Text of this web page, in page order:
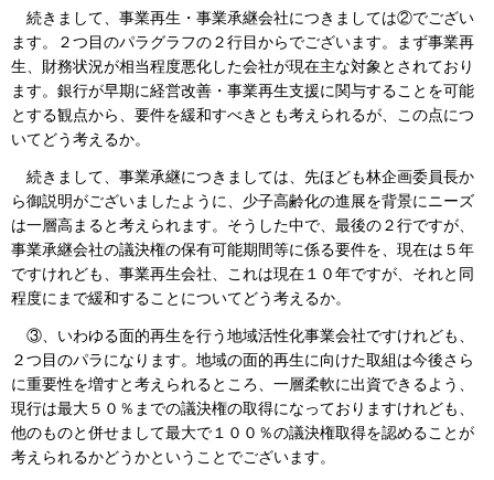
続きまして、事業再生・事業承継会社につきましては②でござい
ます。２つ目のパラグラフの２行目からでございます。まず事業再
生、財務状況が相当程度悪化した会社が現在主な対象とされており
ます。銀行が早期に経営改善・事業再生支援に関与することを可能
とする観点から、要件を緩和すべきとも考えられるが、この点につ
いてどう考えるか。
続きまして、事業承継につきましては、先ほども林企画委員長か
ら御説明がございましたように、少子高齢化の進展を背景にニーズ
は一層高まると考えられます。そうした中で、最後の２行ですが、
事業承継会社の議決権の保有可能期間等に係る要件を、現在は５年
ですけれども、事業再生会社、これは現在１０年ですが、それと同
程度にまで緩和することについてどう考えるか。
③、いわゆる面的再生を行う地域活性化事業会社ですけれども、
２つ目のパラになります。地域の面的再生に向けた取組は今後さら
に重要性を増すと考えられるところ、一層柔軟に出資できるよう、
現行は最大５０％までの議決権の取得になっておりますけれども、
他のものと併せまして最大で１００％の議決権取得を認めることが
考えられるかどうかということでございます。